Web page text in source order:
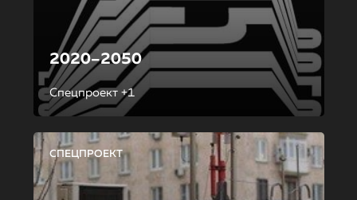
2020–2050
Спецпроект +1
СПЕЦПРОЕКТ